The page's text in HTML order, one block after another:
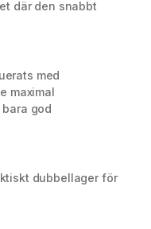
där den snabbt
med
maximal
god
dubbellager för